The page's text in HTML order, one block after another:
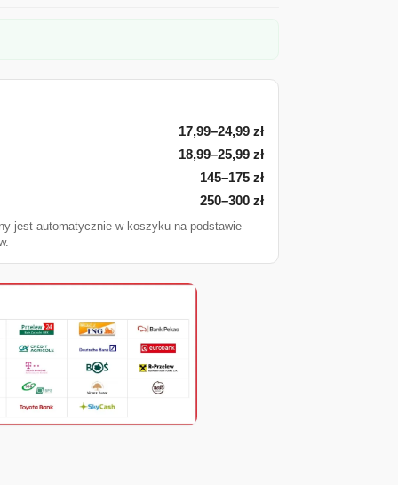
17,99–24,99 zł
18,99–25,99 zł
145–175 zł
250–300 zł
jest automatycznie w koszyku na podstawie